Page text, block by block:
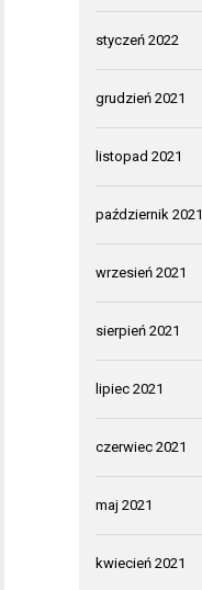
styczeń 2022
grudzień 2021
listopad 2021
październik 2021
wrzesień 2021
sierpień 2021
lipiec 2021
czerwiec 2021
maj 2021
kwiecień 2021